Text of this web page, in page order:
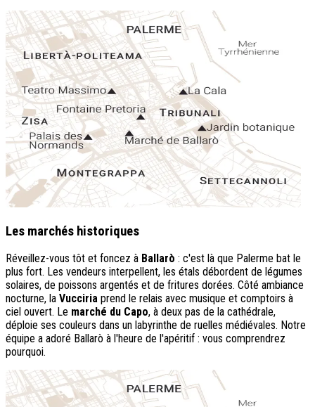
Les marchés historiques
Réveillez-vous tôt et foncez à Ballarò : c'est là que Palerme bat le
plus fort. Les vendeurs interpellent, les étals débordent de légumes
solaires, de poissons argentés et de fritures dorées. Côté ambiance
nocturne, la Vucciria prend le relais avec musique et comptoirs à
ciel ouvert. Le marché du Capo, à deux pas de la cathédrale,
déploie ses couleurs dans un labyrinthe de ruelles médiévales. Notre
équipe a adoré Ballarò à l'heure de l'apéritif : vous comprendrez
pourquoi.